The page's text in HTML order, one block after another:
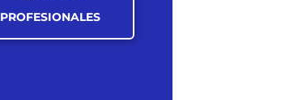
PROFESIONALES